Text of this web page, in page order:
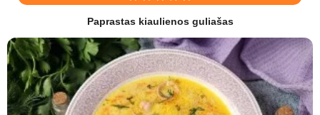
Paprastas kiaulienos guliašas